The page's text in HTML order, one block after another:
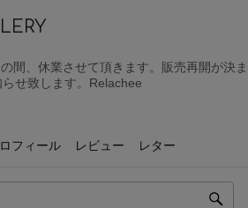
間、休業させて頂きます。販売再開が決ま
せ致します。Relachee
フィール レビュー レター